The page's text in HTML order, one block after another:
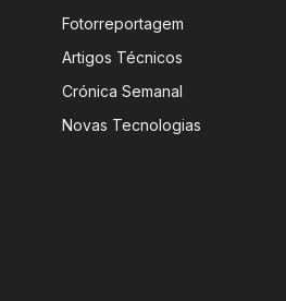
Fotorreportagem
Artigos Técnicos
Crónica Semanal
Novas Tecnologias